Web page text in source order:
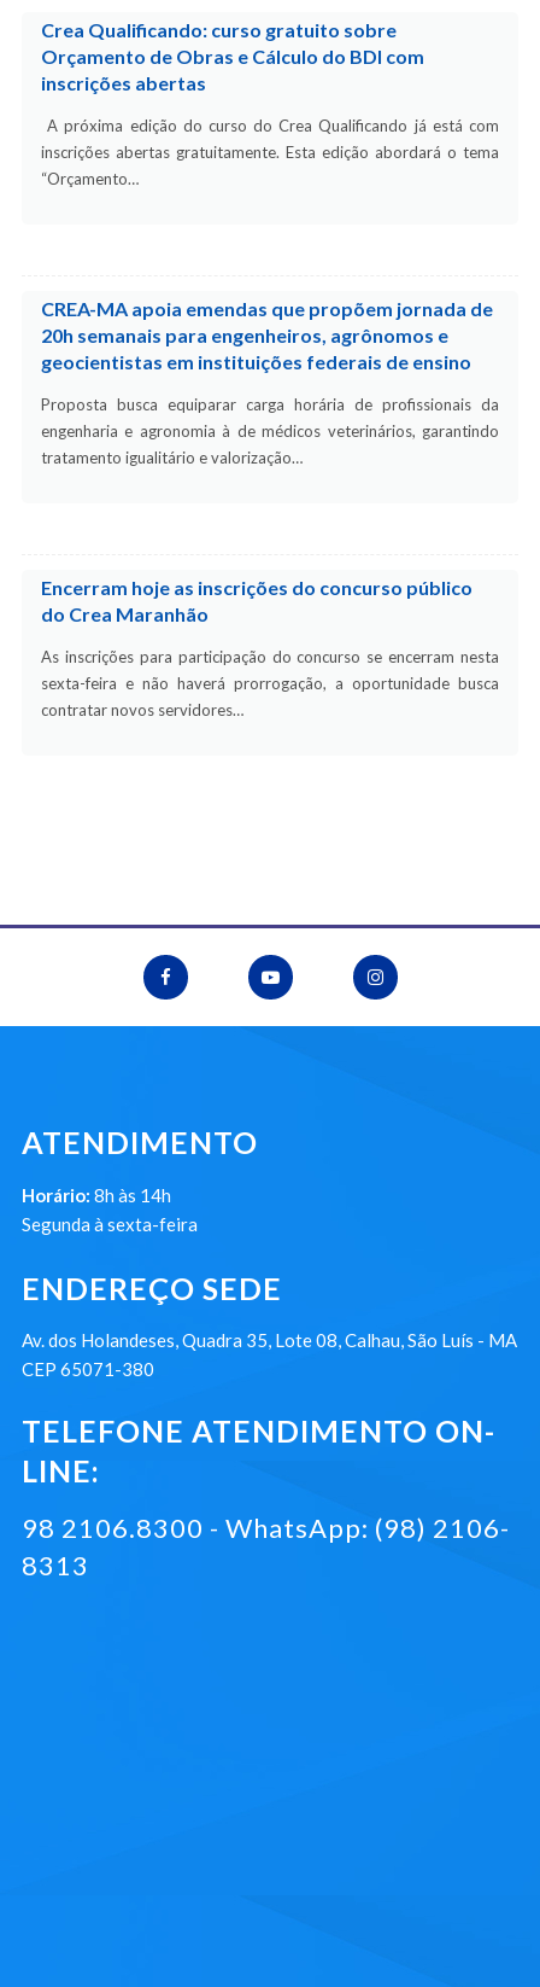
Crea Qualificando: curso gratuito sobre
Orçamento de Obras e Cálculo do BDI com
inscrições abertas
A próxima edição do curso do Crea Qualificando já está com
inscrições abertas gratuitamente. Esta edição abordará o tema
“Orçamento…
CREA-MA apoia emendas que propõem jornada de
20h semanais para engenheiros, agrônomos e
geocientistas em instituições federais de ensino
Proposta busca equiparar carga horária de profissionais da
engenharia e agronomia à de médicos veterinários, garantindo
tratamento igualitário e valorização…
Encerram hoje as inscrições do concurso público
do Crea Maranhão
As inscrições para participação do concurso se encerram nesta
sexta-feira e não haverá prorrogação, a oportunidade busca
contratar novos servidores…
ATENDIMENTO
Horário: 8h às 14h
Segunda à sexta-feira
ENDEREÇO SEDE
Av. dos Holandeses, Quadra 35, Lote 08, Calhau, São Luís - MA
CEP 65071-380
TELEFONE ATENDIMENTO ON-
LINE:
98 2106.8300 - WhatsApp: (98) 2106-
8313